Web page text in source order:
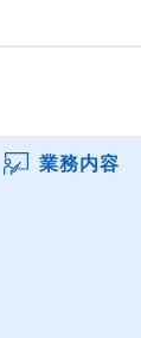
業務内容